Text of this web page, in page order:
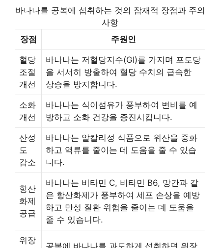
바나나를 공복에 섭취하는 것의 잠재적 장점과 주의
사항
장점
주원인
혈당
조절
개선
바나나는 저혈당지수(GI)를 가지며 포도당
을 서서히 방출하여 혈당 수치의 급속한
상승을 방지합니다.
소화
개선
바나나는 식이섬유가 풍부하여 변비를 예
방하고 소화 건강을 증진시킵니다.
산성
도
감소
바나나는 알칼리성 식품으로 위산을 중화
하고 역류를 줄이는 데 도움을 줄 수 있습
니다.
항산
화제
공급
바나나는 비타민 C, 비타민 B6, 망간과 같
은 항산화제가 풍부하여 세포 손상을 예방
하고 만성 질환 위험을 줄이는 데 도움을
줄 수 있습니다.
위장
공복에 바나나를 과도하게 섭취하면 위장